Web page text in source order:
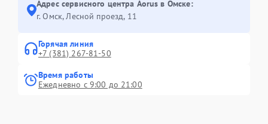
Адрес сервисного центра Aorus в Омске:
г. Омск, ​Лесной проезд, 11
Горячая линия
+7 (381) 267-81-50
Время работы
Ежедневно с 9:00 до 21:00